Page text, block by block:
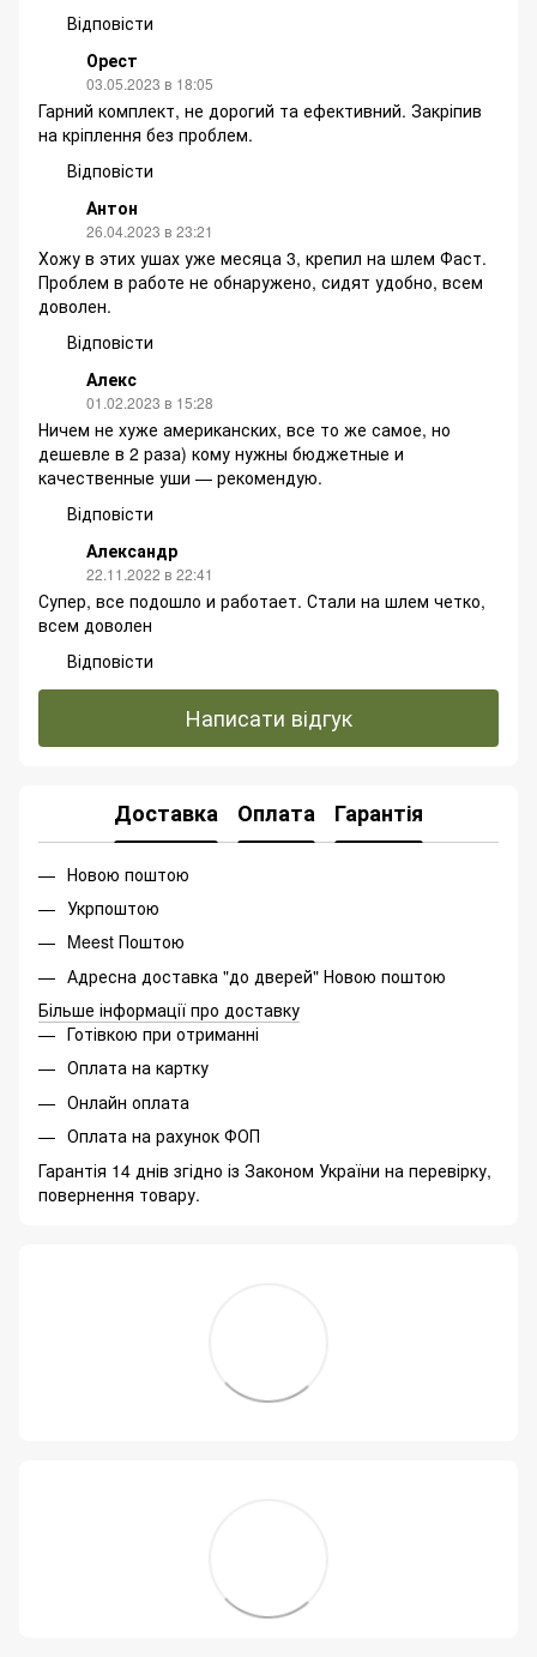
Відповісти
Орест
03.05.2023 в 18:05
Гарний комплект, не дорогий та ефективний. Закріпив
на кріплення без проблем.
Відповісти
Антон
26.04.2023 в 23:21
Хожу в этих ушах уже месяца 3, крепил на шлем Фаст.
Проблем в работе не обнаружено, сидят удобно, всем
доволен.
Відповісти
Алекс
01.02.2023 в 15:28
Ничем не хуже американских, все то же самое, но
дешевле в 2 раза) кому нужны бюджетные и
качественные уши — рекомендую.
Відповісти
Александр
22.11.2022 в 22:41
Супер, все подошло и работает. Стали на шлем четко,
всем доволен
Відповісти
Написати відгук
Доставка Оплата Гарантія
Новою поштою
Укрпоштою
Meest Поштою
Адресна доставка "до дверей" Новою поштою
Більше інформації про доставку
Готівкою при отриманні
Оплата на картку
Онлайн оплата
Оплата на рахунок ФОП
Гарантія 14 днів згідно із Законом України на перевірку,
повернення товару.